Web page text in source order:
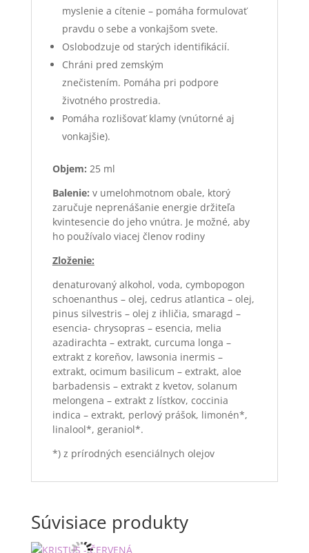
myslenie a cítenie – pomáha formulovať
pravdu o sebe a vonkajšom svete.
Oslobodzuje od starých identifikácií.
Chráni pred zemským
znečistením. Pomáha pri podpore
životného prostredia.
Pomáha rozlišovať klamy (vnútorné aj
vonkajšie).
Objem: 25 ml
Balenie: v umelohmotnom obale, ktorý
zaručuje neprenášanie energie držiteľa
kvintesencie do jeho vnútra. Je možné, aby
ho používalo viacej členov rodiny
Zloženie:
denaturovaný alkohol, voda, cymbopogon
schoenanthus – olej, cedrus atlantica – olej,
pinus silvestris – olej z ihličia, smaragd –
esencia- chrysopras – esencia, melia
azadirachta – extrakt, curcuma longa –
extrakt z koreňov, lawsonia inermis –
extrakt, ocimum basilicum – extrakt, aloe
barbadensis – extrakt z kvetov, solanum
melongena – extrakt z lístkov, coccinia
indica – extrakt, perlový prášok, limonén*,
linalool*, geraniol*.
*) z prírodných esenciálnych olejov
Súvisiace produkty